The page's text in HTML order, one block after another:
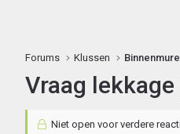
Forums Klussen
Vraag
Niet open voor verdere